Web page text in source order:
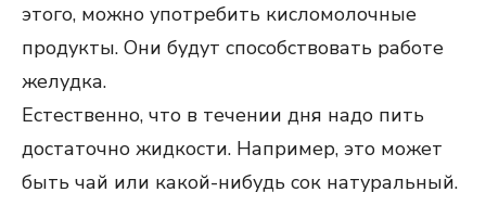
этого, можно употребить кисломолочные
продукты. Они будут способствовать работе
желудка.
Естественно, что в течении дня надо пить
достаточно жидкости. Например, это может
быть чай или какой-нибудь сок натуральный.